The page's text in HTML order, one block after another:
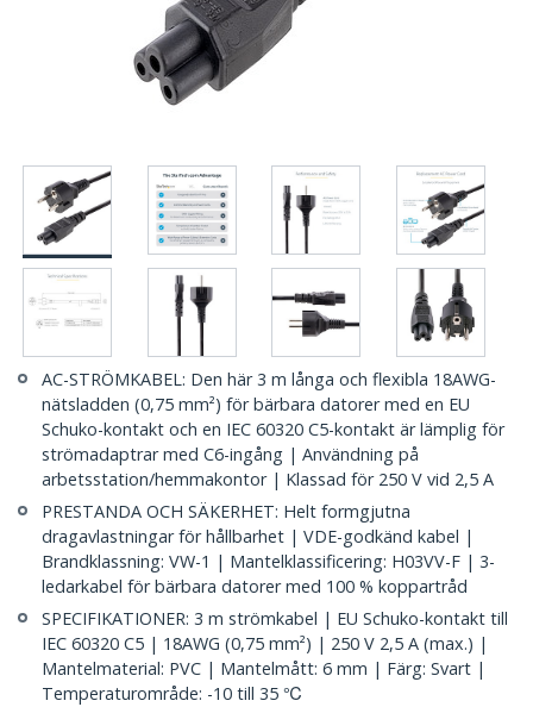
AC-STRÖMKABEL: Den här 3 m långa och flexibla 18AWG-
nätsladden (0,75 mm²) för bärbara datorer med en EU
Schuko-kontakt och en IEC 60320 C5-kontakt är lämplig för
strömadaptrar med C6-ingång | Användning på
arbetsstation/hemmakontor | Klassad för 250 V vid 2,5 A
PRESTANDA OCH SÄKERHET: Helt formgjutna
dragavlastningar för hållbarhet | VDE-godkänd kabel |
Brandklassning: VW-1 | Mantelklassificering: H03VV-F | 3-
ledarkabel för bärbara datorer med 100 % koppartråd
SPECIFIKATIONER: 3 m strömkabel | EU Schuko-kontakt till
IEC 60320 C5 | 18AWG (0,75 mm²) | 250 V 2,5 A (max.) |
Mantelmaterial: PVC | Mantelmått: 6 mm | Färg: Svart |
Temperaturområde: -10 till 35 ℃